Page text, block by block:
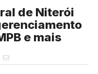
de Niterói
e mais